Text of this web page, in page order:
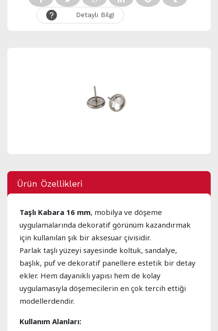
Detaylı Bilgi
Ürün Özellikleri
Taşlı Kabara 16 mm, mobilya ve döşeme
uygulamalarında dekoratif görünüm kazandırmak
için kullanılan şık bir aksesuar çivisidir.
Parlak taşlı yüzeyi sayesinde koltuk, sandalye,
başlık, puf ve dekoratif panellere estetik bir detay
ekler. Hem dayanıklı yapısı hem de kolay
uygulamasıyla döşemecilerin en çok tercih ettiği
modellerdendir.
Kullanım Alanları: